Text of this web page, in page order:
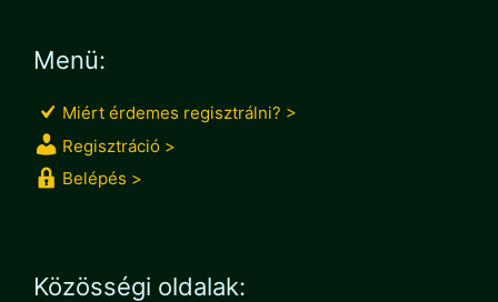
Menü:
Miért érdemes regisztrálni? >
Regisztráció >
Belépés >
Közösségi oldalak: